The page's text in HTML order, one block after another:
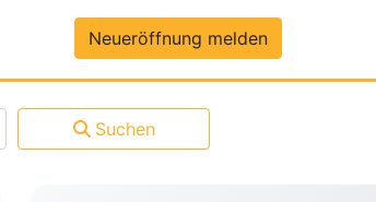
Premium-DatenNeueröffnung melden
Suchen